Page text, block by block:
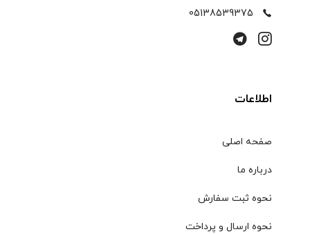
05138539375
اطلاعات
صفحه اصلی
درباره ما
نحوه ثبت سفارش
نحوه ارسال و پرداخت